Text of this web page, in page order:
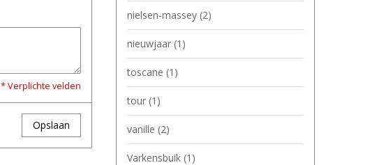
* Verplichte velden
Opslaan
nielsen-massey (2)
nieuwjaar (1)
toscane (1)
tour (1)
vanille (2)
Varkensbuik (1)